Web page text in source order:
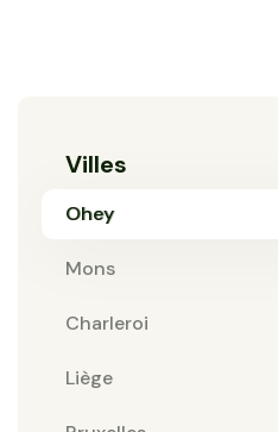
Villes
Ohey
Mons
Charleroi
Liège